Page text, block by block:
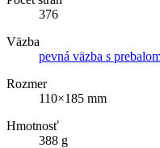
376
Väzba
pevná väzba s
Rozmer
110×185 mm
Hmotnosť
388 g